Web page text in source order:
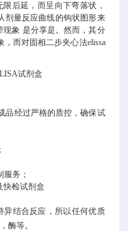
后延，而呈向下弯落状，
剂量反应曲线的钩状图形来
象 是分享是。然而，其分
而对固相二步夹心法elissa
试剂盒
品经过严格的质控，确保试
务；
快检试剂盒
异结合反应，所以任何优质
酶等。